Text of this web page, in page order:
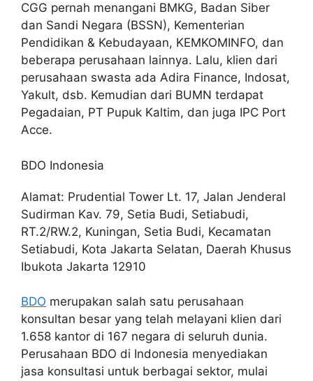
CGG pernah menangani BMKG, Badan Siber
dan Sandi Negara (BSSN), Kementerian
Pendidikan & Kebudayaan, KEMKOMINFO, dan
beberapa perusahaan lainnya. Lalu, klien dari
perusahaan swasta ada Adira Finance, Indosat,
Yakult, dsb. Kemudian dari BUMN terdapat
Pegadaian, PT Pupuk Kaltim, dan juga IPC Port
Acce.
BDO Indonesia
Alamat: Prudential Tower Lt. 17, Jalan Jenderal
Sudirman Kav. 79, Setia Budi, Setiabudi,
RT.2/RW.2, Kuningan, Setia Budi, Kecamatan
Setiabudi, Kota Jakarta Selatan, Daerah Khusus
Ibukota Jakarta 12910
BDO merupakan salah satu perusahaan
konsultan besar yang telah melayani klien dari
1.658 kantor di 167 negara di seluruh dunia.
Perusahaan BDO di Indonesia menyediakan
jasa konsultasi untuk berbagai sektor, mulai